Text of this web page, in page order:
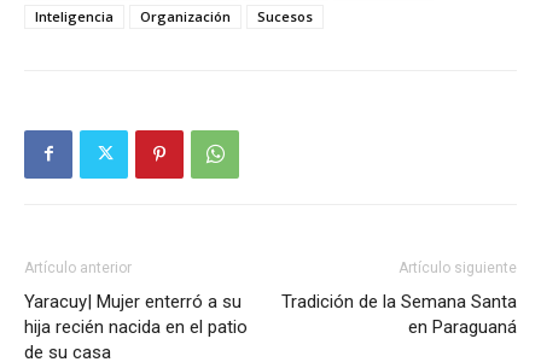
Inteligencia
Organización Sucesos
Artículo anterior
Yaracuy| Mujer enterró a su
hija recién nacida en el patio
de su casa
Artículo siguiente
Tradición de la Semana Santa
en Paraguaná